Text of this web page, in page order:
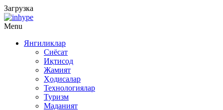
Загрузка
Menu
Янгиликлар
Сиёсат
Иқтисод
Жамият
Ҳодисалар
Технологиялар
Туризм
Маданият